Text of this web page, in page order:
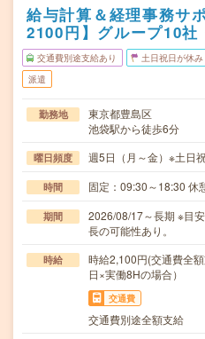
給与計算＆経理事務サ
2100円】グループ10社
交通費別途支給あり 土日祝日が休み
派遣
勤務地
東京都豊島区
池袋駅から徒歩6分
曜日頻度 週5日（月～金）※土日
時間 固定：09:30～18:30 休
期間
2026/08/17～長期 ※目
長の可能性あり。
時給
時給2,100円(交通費全
日×実働8Hの場合）
交通費
交通費別途全額支給